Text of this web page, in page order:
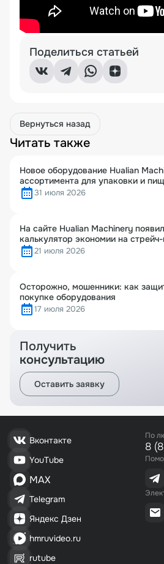
Поделиться статьей
Вернуться назад
Читать также
Новое оборудование Hualian
ассортимента для упаковки и
31 июля 2026
На сайте Hualian Machinery
калькулятор экономии на
21 июля 2026
Осторожно, мошенники: как
покупке оборудования
17 июля 2026
Получить
консультацию
Оставить заявку
Вконтакте
YouTube
MAX
Telegram
Яндекс Дзен
hmruvideo.ru
rutube
По
8